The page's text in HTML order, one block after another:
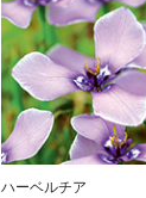
ハーベルチア